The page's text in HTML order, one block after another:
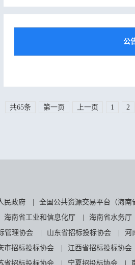
公
共65条 第一页 上一页 1 2
民政府
全国公共资源交易平台（海南
海南省工业和信息化厅
海南省水务厅
管理协会
山东省招标投标协会
河
市招标投标协会
江西省招标投标协会
省招标投标协会 宁夏招投标协会